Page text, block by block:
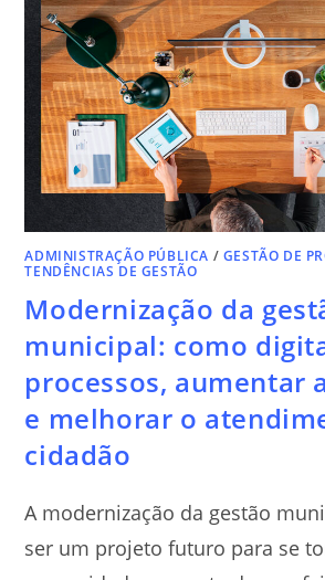
ADMINISTRAÇÃO PÚBLICA / GESTÃO DE
TENDÊNCIAS DE GESTÃO
Modernização da
municipal: como
processos, aumentar
e melhorar o
cidadão
A modernização da gestão
ser um projeto futuro para se